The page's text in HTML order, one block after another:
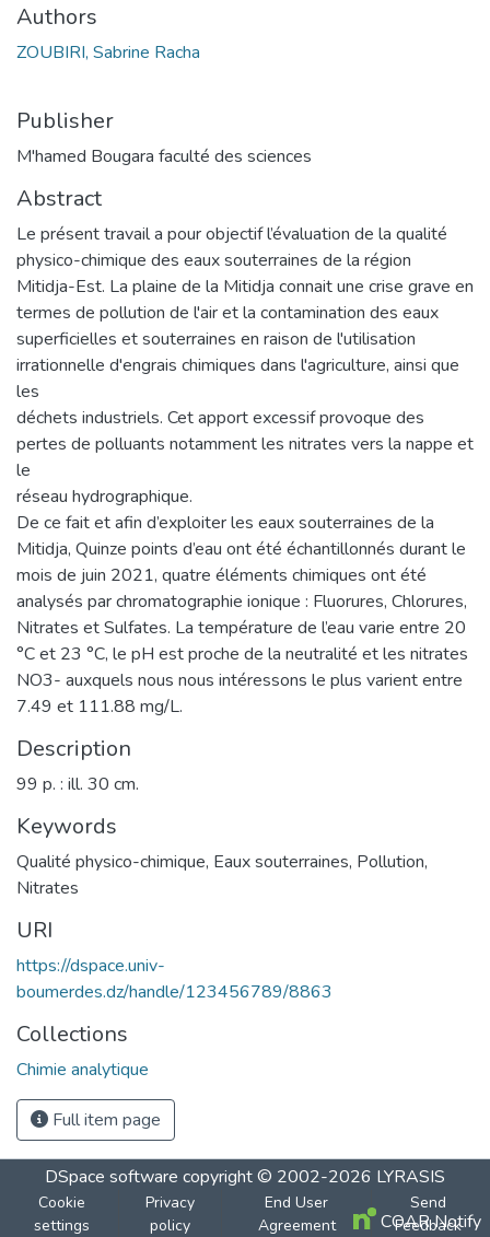
Authors
ZOUBIRI, Sabrine Racha
Publisher
M'hamed Bougara faculté des sciences
Abstract
Le présent travail a pour objectif l’évaluation de la qualité
physico-chimique des eaux souterraines de la région
Mitidja-Est. La plaine de la Mitidja connait une crise grave en
termes de pollution de l'air et la contamination des eaux
superficielles et souterraines en raison de l'utilisation
irrationnelle d'engrais chimiques dans l'agriculture, ainsi que
les
déchets industriels. Cet apport excessif provoque des
pertes de polluants notamment les nitrates vers la nappe et
le
réseau hydrographique.
De ce fait et afin d’exploiter les eaux souterraines de la
Mitidja, Quinze points d’eau ont été échantillonnés durant le
mois de juin 2021, quatre éléments chimiques ont été
analysés par chromatographie ionique : Fluorures, Chlorures,
Nitrates et Sulfates. La température de l’eau varie entre 20
°C et 23 °C, le pH est proche de la neutralité et les nitrates
NO3- auxquels nous nous intéressons le plus varient entre
7.49 et 111.88 mg/L.
Description
99 p. : ill. 30 cm.
Keywords
Qualité physico-chimique, Eaux souterraines, Pollution,
Nitrates
URI
https://dspace.univ-
boumerdes.dz/handle/123456789/8863
Collections
Chimie analytique
Full item page
DSpace software copyright © 2002-2026 LYRASIS
Cookie
settings
Privacy
policy
End User
Agreement
Send
Feedback
COAR Notify